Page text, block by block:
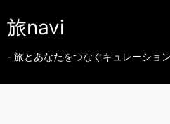
旅navi
- 旅とあなたをつなぐキュレーショ